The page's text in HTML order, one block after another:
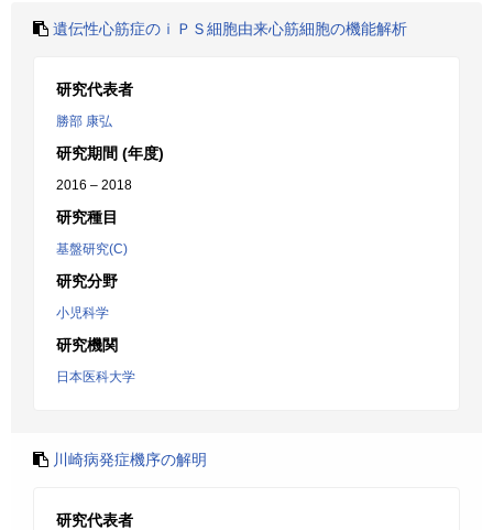
遺伝性心筋症のｉＰＳ細胞由来心筋細胞の機能解析
研究代表者
勝部 康弘
研究期間 (年度)
2016 – 2018
研究種目
基盤研究(C)
研究分野
小児科学
研究機関
日本医科大学
川崎病発症機序の解明
研究代表者